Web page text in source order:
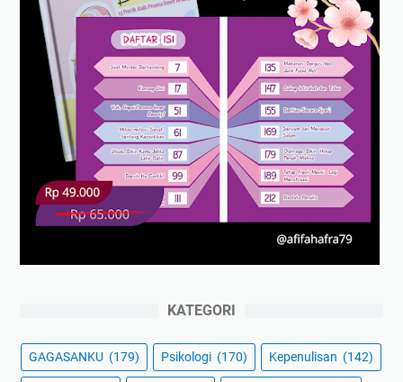
KATEGORI
GAGASANKU (179) Psikologi (170) Kepenulisan (142)